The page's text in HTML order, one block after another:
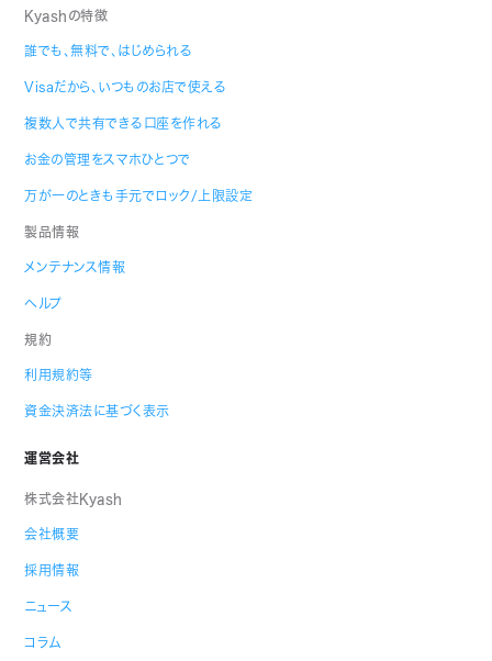
Kyashの特徴
誰でも、無料で、はじめられる
Visaだから、いつものお店で使える
複数人で共有できる口座を作れる
お金の管理をスマホひとつで
万が一のときも手元でロック/上限設定
製品情報
メンテナンス情報
ヘルプ
規約
利用規約等
資金決済法に基づく表示
運営会社
株式会社Kyash
会社概要
採用情報
ニュース
コラム